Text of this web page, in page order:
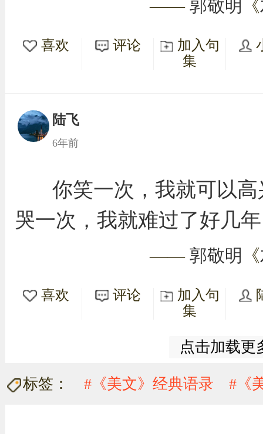
—— 郭敬明 《
喜欢 评论
加入句
集
陆飞
6年前
你笑一次，我就可以
哭一次，我就难过了好几
—— 郭敬明 《
喜欢 评论
加入句
集
点击加载更
标签： #《美文》经典语录 #《